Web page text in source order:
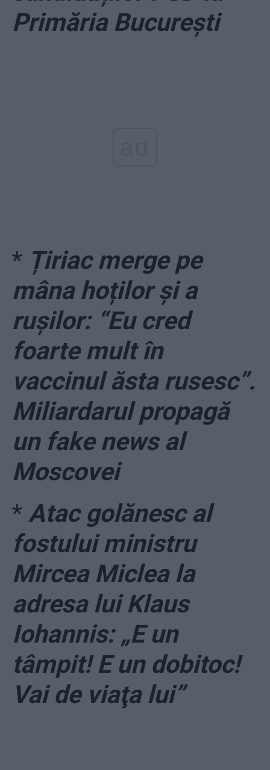
Primăria București
* Țiriac merge pe
mâna hoților și a
rușilor: “Eu cred
foarte mult în
vaccinul ăsta rusesc”.
Miliardarul propagă
un fake news al
Moscovei
* Atac golănesc al
fostului ministru
Mircea Miclea la
adresa lui Klaus
Iohannis: „E un
tâmpit! E un dobitoc!
Vai de viaţa lui”